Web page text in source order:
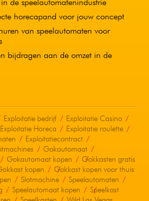
de speelautomatenindustrie
horecapand voor jouw concept
van speelautomaten voor
bijdragen aan de omzet in de
Exploitatie bedrijf
Exploitatie Casino
Exploitatie Horeca
Exploitatie roulette
Exploitatiecontract
Gokautomaat
Gokautomaat kopen
Gokkasten gratis
kopen
Gokkast kopen voor thuis
Slotmachine
Speelautomaten
Speelautomaat kopen
Speelkast